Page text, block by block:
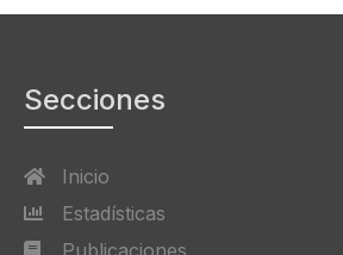
Secciones
Inicio
Estadísticas
Publicaciones